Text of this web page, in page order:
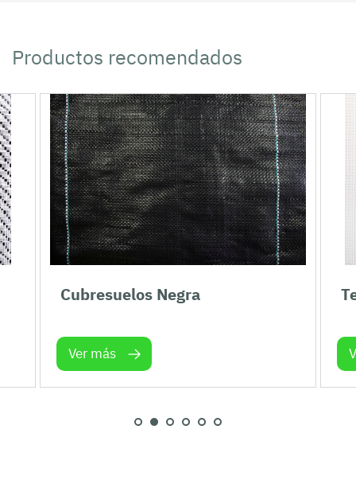
Productos recomendados
Cubresuelos Negra
Ver más